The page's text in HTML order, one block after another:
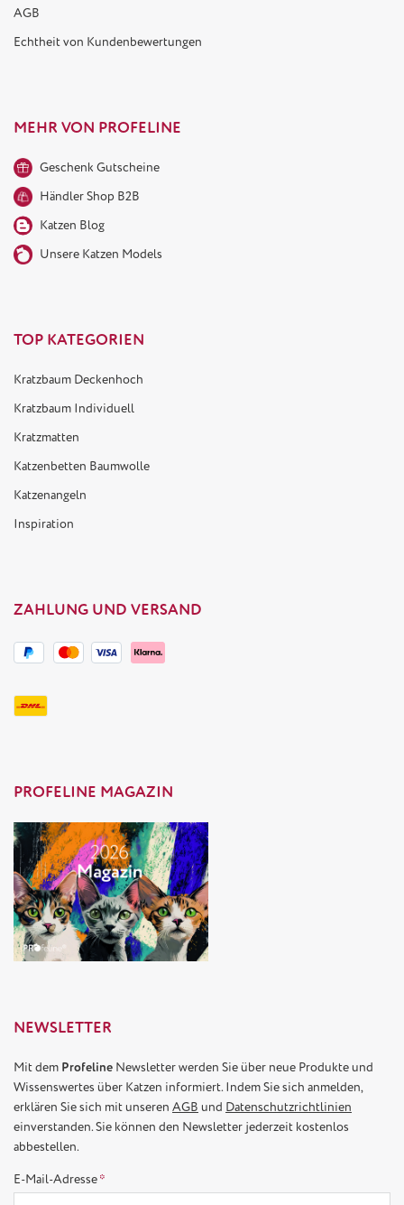
AGB
Echtheit von Kundenbewertungen
MEHR VON PROFELINE
Geschenk Gutscheine
Händler Shop B2B
Katzen Blog
Unsere Katzen Models
TOP KATEGORIEN
Kratzbaum Deckenhoch
Kratzbaum Individuell
Kratzmatten
Katzenbetten Baumwolle
Katzenangeln
Inspiration
ZAHLUNG UND VERSAND
PROFELINE MAGAZIN
NEWSLETTER
Mit dem Profeline Newsletter werden Sie über neue Produkte und
Wissenswertes über Katzen informiert. Indem Sie sich anmelden,
erklären Sie sich mit unseren AGB und Datenschutzrichtlinien
einverstanden. Sie können den Newsletter jederzeit kostenlos
abbestellen.
E-Mail-Adresse*